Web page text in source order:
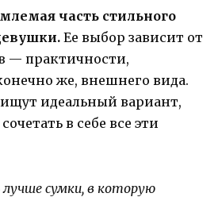
часть стильного
Ее выбор зависит от
— практичности,
же, внешнего вида.
идеальный вариант,
в себе все эти
сумки, в которую